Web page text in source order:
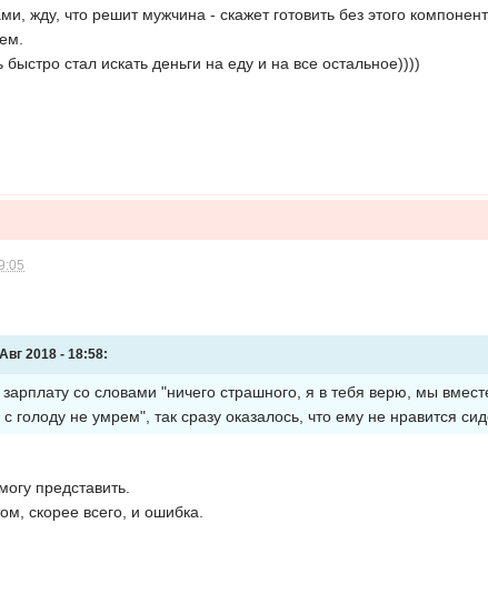
жду, что решит мужчина - скажет готовить без этого
стал искать деньги на еду и на все остальное))))
2018 - 18:58:
со словами "ничего страшного, я в тебя верю, мы
голоду не умрем", так сразу оказалось, что ему не нравится
представить.
скорее всего, и ошибка.